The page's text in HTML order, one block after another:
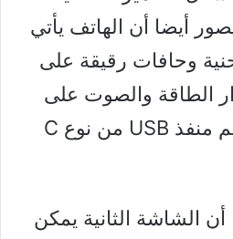
أيضا أن الهاتف يأتي
وحافات رقيقة على
الطاقة والصوت على
الجانب الأيمن، ويدعم منفذ USB من نوع C
أن الشاشة الثانية يمكن